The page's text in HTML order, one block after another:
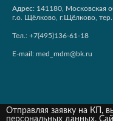
Адрес: 141180, Московская
г.о. Щёлково, г.Щёлково,
Тел.: +7(495)136-61-18
E-mail: med_mdm@bk.ru
Отправляя заявку на КП,
персональных данных.